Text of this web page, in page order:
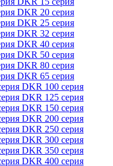
DKR 20 серия
DKR 25 серия
DKR 32 серия
DKR 40 серия
DKR 50 серия
DKR 80 серия
DKR 65 серия
DKR 100 серия
DKR 125 серия
DKR 150 серия
DKR 200 серия
DKR 250 серия
DKR 300 серия
DKR 350 серия
DKR 400 серия